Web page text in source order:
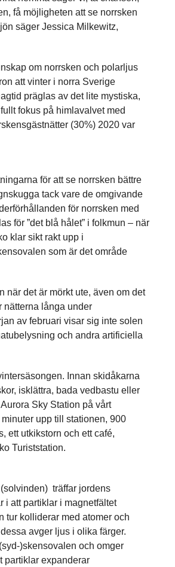
få möjligheten att se norrsken
säger Jessica Milkewitz,
om norrsken och polarljus
att vinter i norra Sverige
präglas av det lite mystiska,
fokus på himlavalvet med
(30%) 2020 var
för att se norrsken bättre
tack vare de omgivande
för norrsken med
för ”det blå hålet” i folkmun – när
klar sikt rakt upp i
som är det område
när det är mörkt ute, även om det
nätterna långa under
av februari visar sig inte solen
och andra artificiella
Innan skidåkarna
isklättra, bada vedbastu eller
Sky Station på vårt
upp till stationen, 900
ett utkikstorn och ett café,
Turiststation.
träffar jordens
i att partiklar i magnetfältet
tur kolliderar med atomer och
avger ljus i olika färger.
)skensovalen och omger
partiklar expanderar